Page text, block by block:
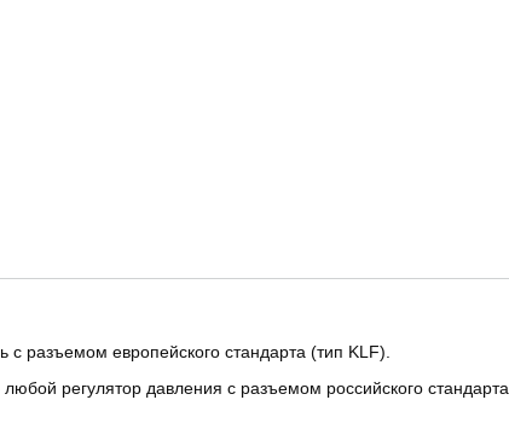
разъемом европейского стандарта (тип KLF).
регулятор давления с разъемом российского стандарта.